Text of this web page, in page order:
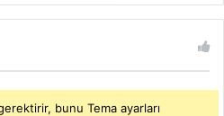
bunu Tema ayarları